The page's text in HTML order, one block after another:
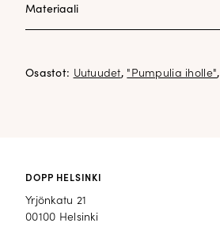
Materiaali
Osastot: Uutuudet, "Pumpulia iholle",
DOPP HELSINKI
Yrjönkatu 21
00100 Helsinki